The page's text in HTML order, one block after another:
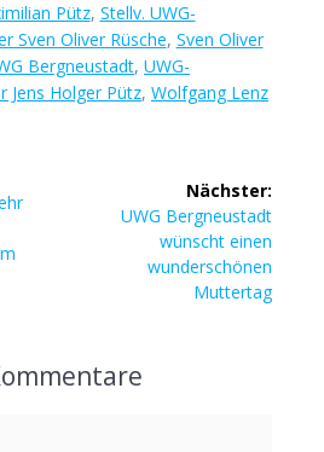
Pütz, Stellv. UWG-
Sven Oliver Rüsche, Sven Oliver
Bergneustadt, UWG-
Jens Holger Pütz, Wolfgang Lenz
Nächster:
Nächster
Beitrag:
UWG Bergneustadt
wünscht einen
wunderschönen
Muttertag